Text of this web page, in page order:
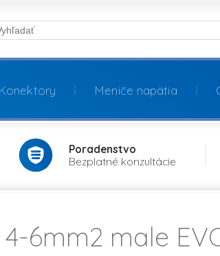
Konektory Meniče napätia
Poradenstvo
Bezplatné konzultácie
4-6mm2 male